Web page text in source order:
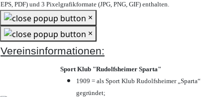
EPS, PDF) und 3 Pixelgrafikformate (JPG, PNG, GIF) enthalten.
×
×
Vereinsinformationen:
Sport Klub "Rudolfsheimer Sparta"
1909 = als Sport Klub Rudolfsheimer „Sparta“
gegründet;